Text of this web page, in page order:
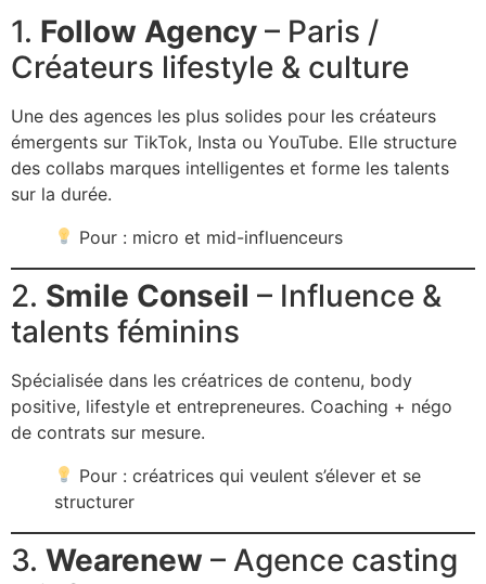
1. Follow Agency – Paris /
Créateurs lifestyle & culture
Une des agences les plus solides pour les créateurs
émergents sur TikTok, Insta ou YouTube. Elle structure
des collabs marques intelligentes et forme les talents
sur la durée.
Pour : micro et mid-influenceurs
2. Smile Conseil – Influence &
talents féminins
Spécialisée dans les créatrices de contenu, body
positive, lifestyle et entrepreneures. Coaching + négo
de contrats sur mesure.
Pour : créatrices qui veulent s’élever et se
structurer
3. Wearenew – Agence casting